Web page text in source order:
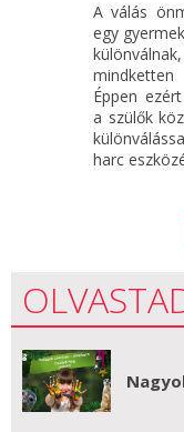
A válás
egy
Éppen
a szülők
harc